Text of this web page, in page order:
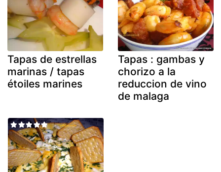
Tapas de estrellas
marinas / tapas
étoiles marines
Tapas : gambas y
chorizo a la
reduccion de vino
de malaga